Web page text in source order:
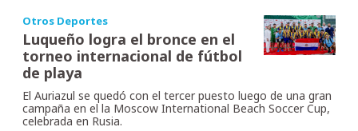
Otros Deportes
Luqueño logra el bronce en el
torneo internacional de fútbol
de playa
El Auriazul se quedó con el tercer puesto luego de una gran
campaña en el la Moscow International Beach Soccer Cup,
celebrada en Rusia.